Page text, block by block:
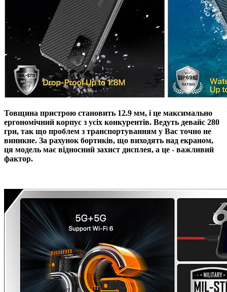
Товщина пристрою становить 12.9 мм, і це максимально
ергономічний корпус з усіх конкурентів. Ведуть девайс 280
гри, так що проблем з транспортуванням у Вас точно не
виникне. За рахунок бортиків, що виходять над екраном,
ця модель має відносний захист дисплея, а це - важливий
фактор.